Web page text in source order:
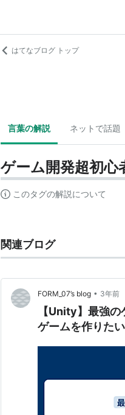
はてなブログ トップ
言葉の解説 ネットで話題
ゲーム開発超初心
このタグの解説について
関連ブログ
FORM_07’s blog • 3年前
【Unity】最強
ゲームを作りたい